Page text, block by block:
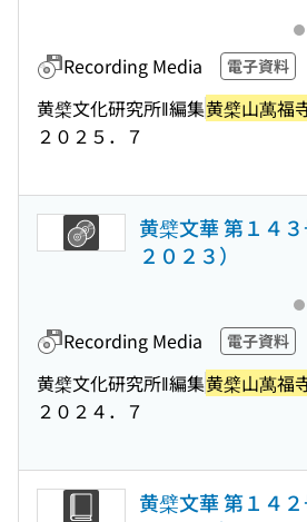
Recording Media 電子資料
黄檗文化研究所‖編集黄檗山萬福
２０２５．７
黄檗文華 第１４
２０２３）
Recording Media 電子資料
黄檗文化研究所‖編集黄檗山萬福
２０２４．７
黄檗文華 第１４